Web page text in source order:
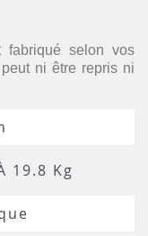
fabriqué selon vos
ni être repris ni
19.8 Kg